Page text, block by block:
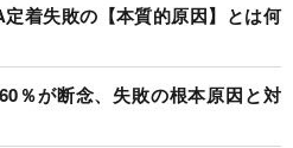
着失敗の【本質的原因】とは何
％が断念、失敗の根本原因と対